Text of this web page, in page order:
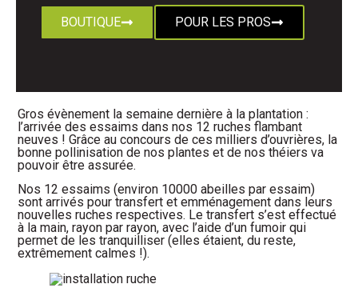
BOUTIQUE POUR LES PROS
Gros évènement la semaine dernière à la plantation :
l’arrivée des essaims dans nos 12 ruches flambant
neuves ! Grâce au concours de ces milliers d’ouvrières, la
bonne pollinisation de nos plantes et de nos théiers va
pouvoir être assurée.
Nos 12 essaims (environ 10000 abeilles par essaim)
sont arrivés pour transfert et emménagement dans leurs
nouvelles ruches respectives. Le transfert s’est effectué
à la main, rayon par rayon, avec l’aide d’un fumoir qui
permet de les tranquilliser (elles étaient, du reste,
extrêmement calmes !).